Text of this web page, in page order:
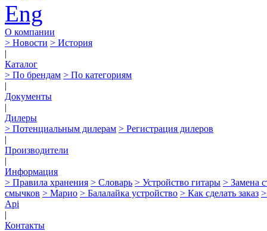
Eng
О компании
> Новости > История
|
Каталог
> По брендам > По категориям
|
Документы
|
Дилеры
> Потенциальным дилерам > Регистрация дилеров
|
Производители
|
Информация
> Правила хранения > Словарь > Устройство гитары > Замена
смычков > Марио > Балалайка устройство > Как сделать заказ
Api
|
Контакты